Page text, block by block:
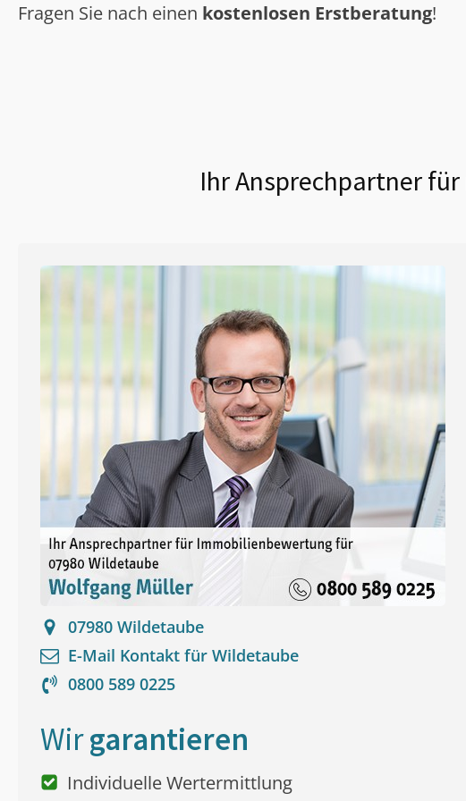
Fragen Sie nach einen kostenlosen Erstberatung!
Ihr Ansprechpartner für
07980 Wildetaube
E-Mail Kontakt für Wildetaube
0800 589 0225
Wirgarantieren
Individuelle Wertermittlung